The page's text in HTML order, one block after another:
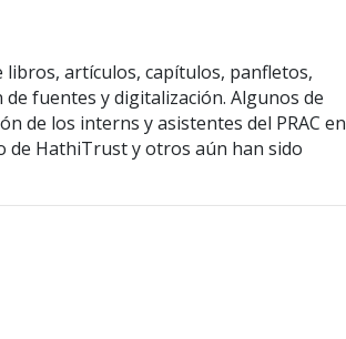
libros, artículos, capítulos, panfletos,
fuentes y digitalización. Algunos de
de los interns y asistentes del PRAC en
de HathiTrust y otros aún han sido